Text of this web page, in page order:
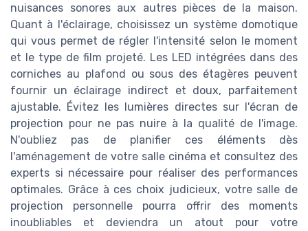
nuisances sonores aux autres pièces de la maison.
Quant à l'éclairage, choisissez un système domotique
qui vous permet de régler l'intensité selon le moment
et le type de film projeté. Les LED intégrées dans des
corniches au plafond ou sous des étagères peuvent
fournir un éclairage indirect et doux, parfaitement
ajustable. Évitez les lumières directes sur l'écran de
projection pour ne pas nuire à la qualité de l'image.
N'oubliez pas de planifier ces éléments dès
l'aménagement de votre salle cinéma et consultez des
experts si nécessaire pour réaliser des performances
optimales. Grâce à ces choix judicieux, votre salle de
projection personnelle pourra offrir des moments
inoubliables et deviendra un atout pour votre